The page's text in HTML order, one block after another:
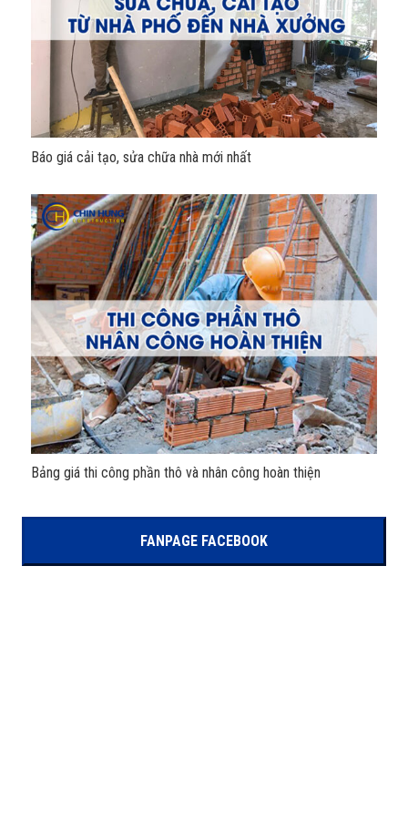
Báo giá cải tạo, sửa chữa nhà mới nhất
Bảng giá thi công phần thô và nhân công hoàn thiện
FANPAGE FACEBOOK